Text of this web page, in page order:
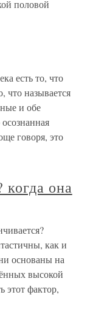
половой
есть то, что
что называется
и обе
говоря, это
когда она
как и
основаны на
высокой
этот фактор,